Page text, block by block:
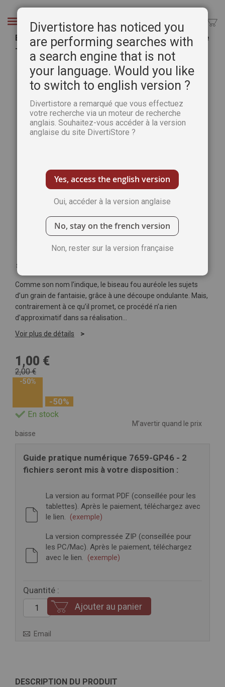
Chercher
Encadrement : le biseau fou avec papier fantaisie
- Guide Pratique Numérique
galerie
d’images
Soyez le premier à commenter ce produit
Comme son nom l’indique, le biseau fou auréole les sujets
d’un grain de fantaisie, grâce à une découpe ondulante. Mais,
contrairement à ce qu’il promet, ce procédé n’a rien
d’approximatif dans sa réalisation...
Voir plus de détails
1,00 €
2,00 €
-50%
-50%
En stock
M’avertir quand le prix
baisse
Guide pratique numérique 7659-GP46 - 2
fichiers seront mis à votre disposition :
La version au format PDF (conseillée pour les
tablettes). Après le paiement, téléchargez avec
le lien. (exemple)
La version compressée ZIP (conseillée pour
les PC/Mac). Après le paiement, téléchargez
avec le lien. (exemple)
Quantité :
Ajouter au panier
Email
DESCRIPTION DU PRODUIT
Divertistore has noticed you
are performing searches with
a search engine that is not
your language. Would you like
to switch to english version ?
Divertistore a remarqué que vous effectuez
votre recherche via un moteur de recherche
anglais. Souhaitez-vous accéder à la version
anglaise du site DivertiStore ?
Yes, access the english version
Oui, accéder à la version anglaise
No, stay on the french version
Non, rester sur la version française